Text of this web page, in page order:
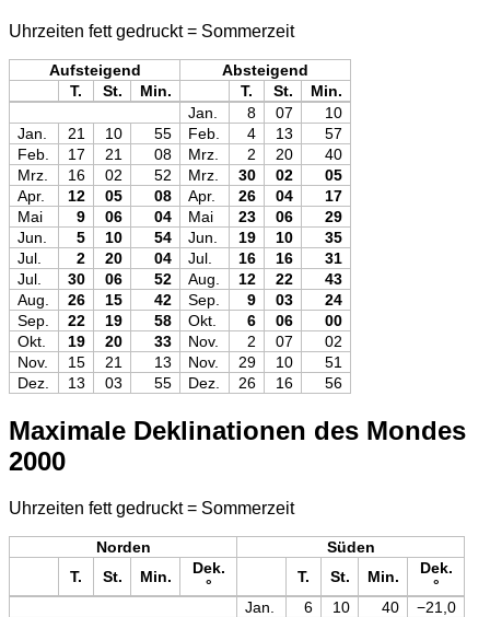
Uhrzeiten fett gedruckt = Sommerzeit
Aufsteigend
Absteigend
T.
St. Min. T. St.
Min.
Jan.
8 07
10
Jan.
21 10 55 Feb. 4 13
57
Feb.
17 21 08 Mrz. 2 20
40
Mrz.
16 02 52 Mrz. 30 02
05
Apr.
12 05 08 Apr. 26 04
17
Mai
9 06 04 Mai 23 06
29
Jun.
5 10 54 Jun. 19 10
35
Jul.
2 20 04 Jul. 16 16
31
Jul.
30 06 52 Aug. 12 22
43
Aug.
26 15 42 Sep. 9 03
24
Sep.
22 19 58 Okt. 6 06
00
Okt.
19 20 33 Nov. 2 07
02
Nov.
15 21 13 Nov. 29 10
51
Dez.
13 03 55 Dez. 26 16 56
Maximale Deklinationen des Mondes
2000
Uhrzeiten fett gedruckt = Sommerzeit
Norden
Süden
T.
St. Min.
Dek.
°
T. St. Min.
Dek.
°
Jan.
6 10 40
−21,0